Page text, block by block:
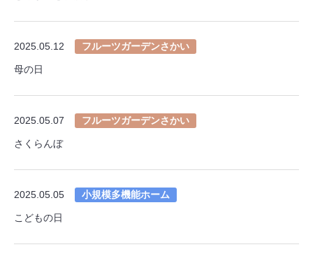
2025.05.12 フルーツガーデンさかい
母の日
2025.05.07 フルーツガーデンさかい
さくらんぼ
2025.05.05 小規模多機能ホーム
こどもの日